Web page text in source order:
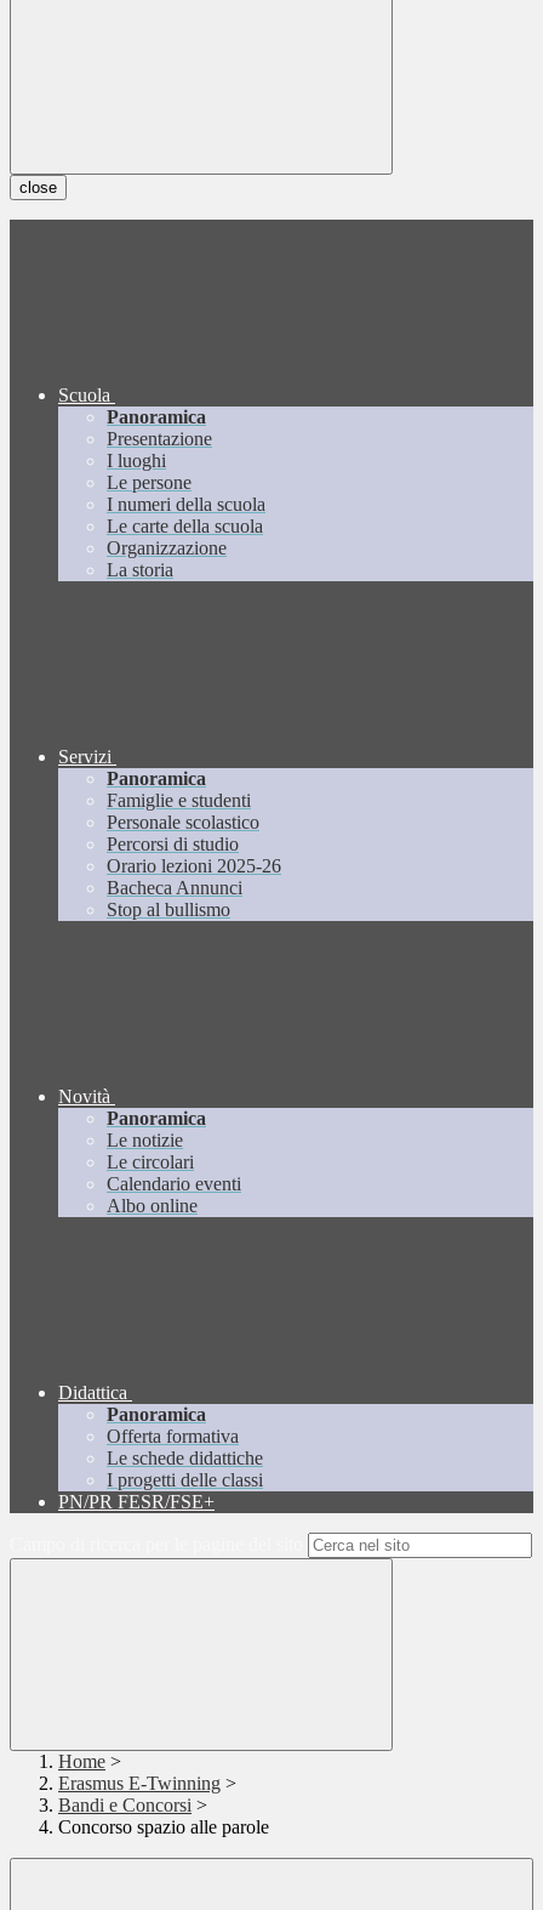
close
Scuola
Panoramica
Presentazione
I luoghi
Le persone
I numeri della scuola
Le carte della scuola
Organizzazione
La storia
Servizi
Panoramica
Famiglie e studenti
Personale scolastico
Percorsi di studio
Orario lezioni 2025-26
Bacheca Annunci
Stop al bullismo
Novità
Panoramica
Le notizie
Le circolari
Calendario eventi
Albo online
Didattica
Panoramica
Offerta formativa
Le schede didattiche
I progetti delle classi
PN/PR FESR/FSE+
Home >
Erasmus E-Twinning >
Bandi e Concorsi >
Concorso spazio alle parole